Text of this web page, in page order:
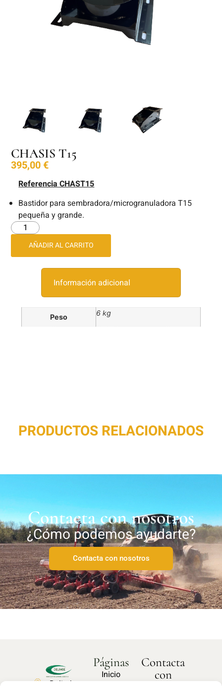
CHASIS T15
395,00€
Referencia CHAST15
Bastidor para sembradora/microgranuladora T15
pequeña y grande.
AÑADIR AL CARRITO
Información adicional
Peso 6 kg
PRODUCTOS RELACIONADOS
Contacta con nosotros
¿Cómo podemos ayudarte?
Contacta con nosotros
Delimbe
Páginas
Inicio
Contacta
con